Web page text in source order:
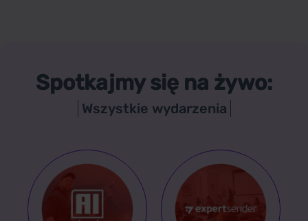
Spotkajmy się na żywo:
Wszystkie wydarzenia